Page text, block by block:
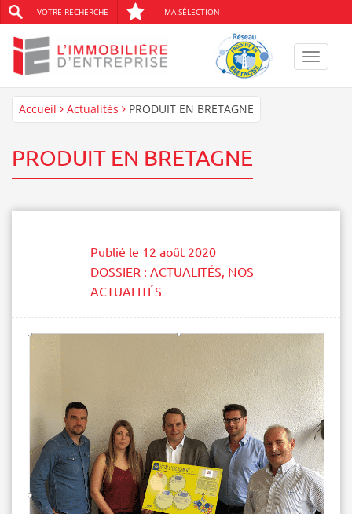
VOTRE RECHERCHE MA SÉLECTION
Toggle
Accueil Actualités PRODUIT EN BRETAGNE
PRODUIT EN BRETAGNE
Publié le 12 août 2020
DOSSIER : ACTUALITÉS, NOS
ACTUALITÉS